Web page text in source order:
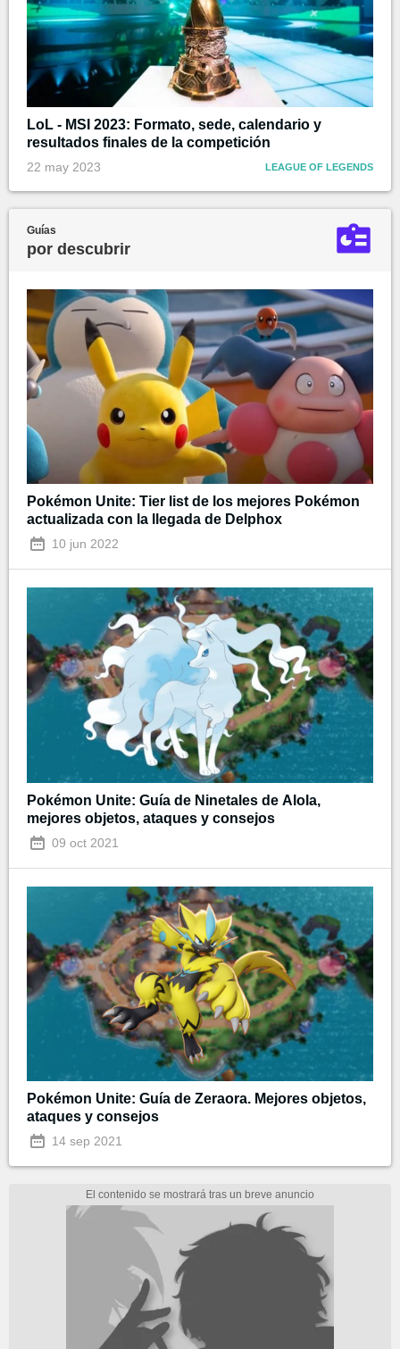
LoL - MSI 2023: Formato, sede, calendario y
resultados finales de la competición
22 may 2023 LEAGUE OF LEGENDS
Guías
por descubrir
Pokémon Unite: Tier list de los mejores Pokémon
actualizada con la llegada de Delphox
10 jun 2022
Pokémon Unite: Guía de Ninetales de Alola,
mejores objetos, ataques y consejos
09 oct 2021
Pokémon Unite: Guía de Zeraora. Mejores objetos,
ataques y consejos
14 sep 2021